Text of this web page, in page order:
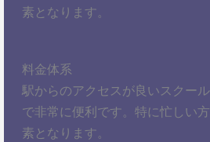
素となります。
料金体系
駅からのアクセスが良いスクー
で非常に便利です。特に忙しい
素となります。